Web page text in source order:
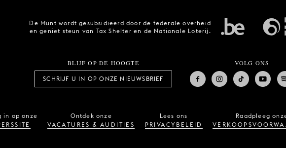
De Munt wordt gesubsidieerd door de federale overheid
en geniet steun van Tax Shelter en de Nationale Loterij.
BLIJF OP DE HOOGTE
SCHRIJF U IN OP ONZE NIEUWSBRIEF
VOLG ONS
in op onze
Ontdek onze
VACATURES & AUDITIES
Lees ons
PRIVACYBELEID
Raadpleeg